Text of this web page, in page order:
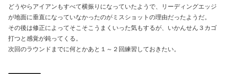
どうやらアイアンもすべて横振りになっていたようで、リーディングエッジ
が地面に垂直になっていなかったのがミスショットの理由だったようだ。
その後は修正によってそこそこうまくいった気もするが、いかんせん３カゴ
打つと感覚が鈍ってくる。
次回のラウンドまでに何とかあと１～２回練習しておきたい。